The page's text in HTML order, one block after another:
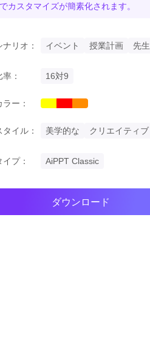
でカスタマイズが簡素化されます。
ナリオ： イベント 授業計画 先生
率： 16対9
ラー： yellow
red orange
タイル： 美学的な クリエイティブ
イプ： AiPPT Classic
ダウンロード